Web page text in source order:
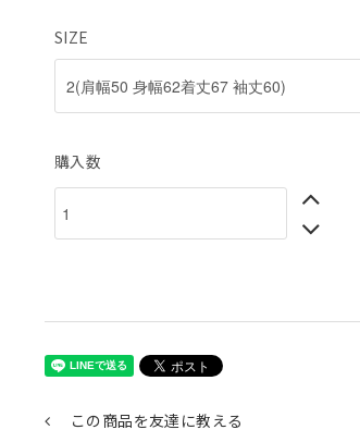
SIZE
購入数
この商品を友達に教える